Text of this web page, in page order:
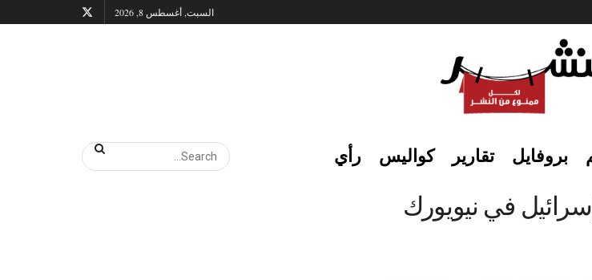
السبت, أغسطس 8, 2026
بروفايل تقارير كواليس رأي
في نيويورك